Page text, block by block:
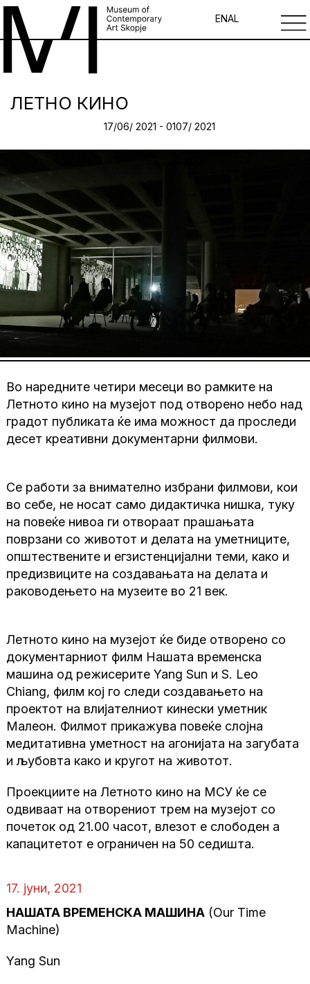
ENAL
ЛЕТНО КИНО
17/06/ 2021 - 0107/ 2021
Во наредните четири месеци во рамките на
Летното кино на музејот под отворено небо над
градот публиката ќе има можност да проследи
десет креативни документарни филмови.
Се работи за внимателно избрани филмови, кои
во себе, не носат само дидактичка нишка, туку
на повеќе нивоа ги отвораат прашањата
поврзани со животот и делата на уметниците,
општествените и егзистенцијални теми, како и
предизвиците на создавањата на делата и
раководењето на музеите во 21 век.
Летното кино на музејот ќе биде отворено со
документарниот филм Нашата временска
машина од режисерите Yang Sun и S. Leo
Chiang, филм кој го следи создавањето на
проектот на влијателниот кинески уметник
Малеон. Филмот прикажува повеќе слојна
медитативна уметност на агонијата на загубата
и љубовта како и кругот на животот.
Проекциите на Летното кино на МСУ ќе се
одвиваат на отворениот трем на музејот со
почеток од 21.00 часот, влезот е слободен а
капацитетот е ограничен на 50 седишта.
17. јуни, 2021
НАШАТА ВРЕМЕНСКА МАШИНА (Our Time
Machine)
Yang Sun